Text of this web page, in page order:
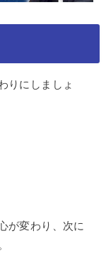
りにしましょ
が変わり、次に